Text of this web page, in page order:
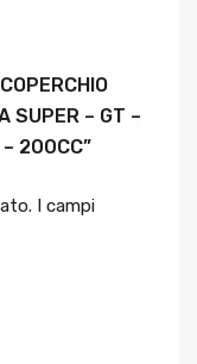
SUPER – GT –
– 200CC”
I campi